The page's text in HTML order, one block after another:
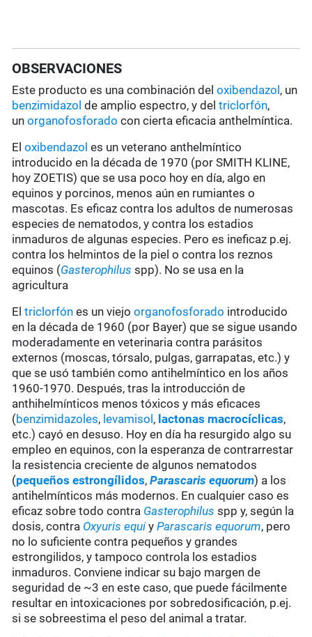
OBSERVACIONES
Este producto es una combinación deloxibendazol , un
benzimidazol de amplio espectro, y deltriclorfón,
unorganofosforado con cierta eficacia anthelmíntica.
Eloxibendazol es un veterano anthelmíntico
introducido en la década de 1970 (por SMITH KLINE,
hoy ZOETIS) que se usa poco hoy en día, algo en
equinos y porcinos, menos aún en rumiantes o
mascotas. Es eficaz contra los adultos de numerosas
especies de nematodos, y contra los estadios
inmaduros de algunas especies. Pero es ineficaz p.ej.
contra los helmintos de la piel o contra los reznos
equinos (Gasterophilus spp). No se usa en la
agricultura
Eltriclorfón es un viejoorganofosforado introducido
en la década de 1960 (por Bayer) que se sigue usando
moderadamente en veterinaria contra parásitos
externos (moscas, tórsalo, pulgas, garrapatas, etc.) y
que se usó también como antihelmíntico en los años
1960-1970. Después, tras la introducción de
anthihelmínticos menos tóxicos y más eficaces
(benzimidazoles, levamisol , lactonas macrocíclicas,
etc.) cayó en desuso. Hoy en día ha resurgido algo su
empleo en equinos, con la esperanza de contrarrestar
la resistencia creciente de algunos nematodos
(pequeños estrongílidos,Parascaris equorum) a los
antihelmínticos más modernos. En cualquier caso es
eficaz sobre todo contra Gasterophilusspp y, según la
dosis, contra Oxyuris equi yParascaris equorum, pero
no lo suficiente contra pequeños y grandes
estrongilidos, y tampoco controla los estadios
inmaduros. Conviene indicar su bajo margen de
seguridad de ~3 en este caso, que puede fácilmente
resultar en intoxicaciones por sobredosificación, p.ej.
si se sobreestima el peso del animal a tratar.